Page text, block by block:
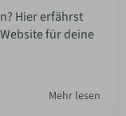
Hier erfährst
für deine
Mehr lesen